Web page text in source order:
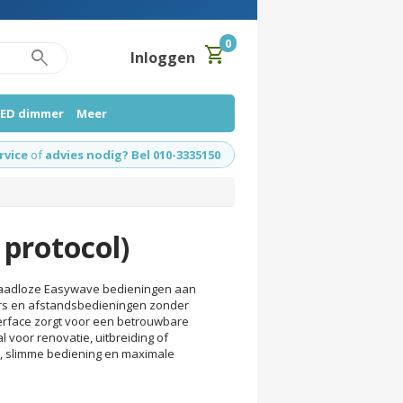
search Inloggen shopping_cart0
dimmer Meer
of advies nodig? Bel 010-3335150
protocol)
Easywave bedieningen aan
en afstandsbedieningen zonder
zorgt voor een betrouwbare
voor renovatie, uitbreiding of
bediening en maximale